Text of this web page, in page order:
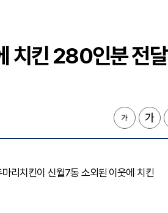
치킨 280인분 전달
리치킨이 신월7동 소외된 이웃에 치킨